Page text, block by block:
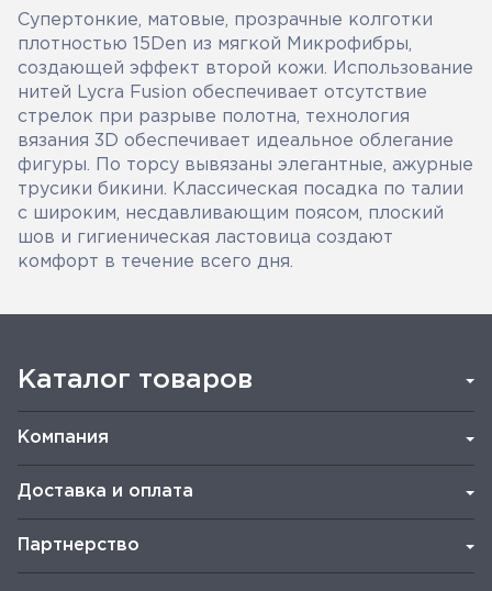
Супертонкие, матовые, прозрачные колготки
плотностью 15Den из мягкой Микрофибры,
создающей эффект второй кожи. Использование
нитей Lycra Fusion обеспечивает отсутствие
стрелок при разрыве полотна, технология
вязания 3D обеспечивает идеальное облегание
фигуры. По торсу вывязаны элегантные, ажурные
трусики бикини. Классическая посадка по талии
с широким, несдавливающим поясом, плоский
шов и гигиеническая ластовица создают
комфорт в течение всего дня.
Каталог товаров
Компания
Доставка и оплата
Партнерство